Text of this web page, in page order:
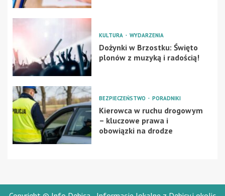
KULTURA WYDARZENIA
Dożynki w Brzostku: Święto
plonów z muzyką i radością!
BEZPIECZEŃSTWO PORADNIKI
Kierowca w ruchu drogowym
– kluczowe prawa i
obowiązki na drodze